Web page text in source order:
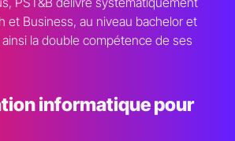
et Business, au niveau bachelor et
la double compétence de ses
informatique pour